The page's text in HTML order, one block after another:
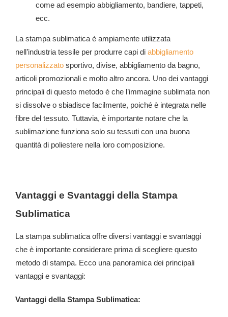
come ad esempio abbigliamento, bandiere, tappeti,
ecc.
La stampa sublimatica è ampiamente utilizzata
nell’industria tessile per produrre capi di abbigliamento
personalizzato sportivo, divise, abbigliamento da bagno,
articoli promozionali e molto altro ancora. Uno dei vantaggi
principali di questo metodo è che l’immagine sublimata non
si dissolve o sbiadisce facilmente, poiché è integrata nelle
fibre del tessuto. Tuttavia, è importante notare che la
sublimazione funziona solo su tessuti con una buona
quantità di poliestere nella loro composizione.
Vantaggi e Svantaggi della Stampa
Sublimatica
La stampa sublimatica offre diversi vantaggi e svantaggi
che è importante considerare prima di scegliere questo
metodo di stampa. Ecco una panoramica dei principali
vantaggi e svantaggi:
Vantaggi della Stampa Sublimatica: